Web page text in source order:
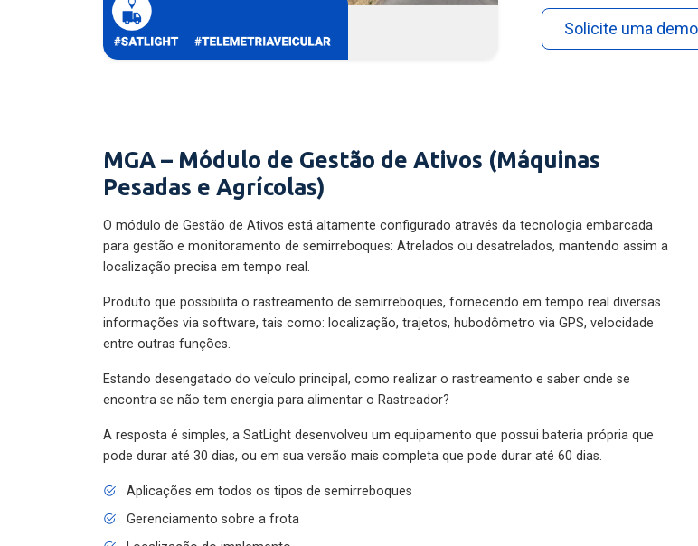
Solicite uma
MGA – Módulo de Gestão de Ativos (Máquinas
Pesadas e Agrícolas)
O módulo de Gestão de Ativos está altamente configurado através da tecnologia embarcada
para gestão e monitoramento de semirreboques: Atrelados ou desatrelados, mantendo assim a
localização precisa em tempo real.
Produto que possibilita o rastreamento de semirreboques, fornecendo em tempo real diversas
informações via software, tais como: localização, trajetos, hubodômetro via GPS, velocidade
entre outras funções.
Estando desengatado do veículo principal, como realizar o rastreamento e saber onde se
encontra se não tem energia para alimentar o Rastreador?
A resposta é simples, a SatLight desenvolveu um equipamento que possui bateria própria que
pode durar até 30 dias, ou em sua versão mais completa que pode durar até 60 dias.
Aplicações em todos os tipos de semirreboques
Gerenciamento sobre a frota
Localização do implemento